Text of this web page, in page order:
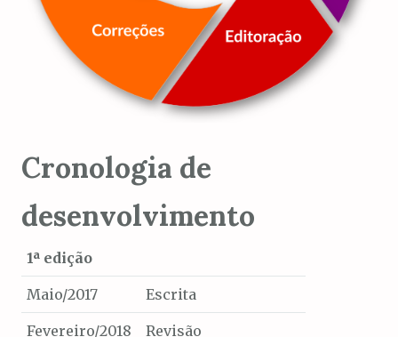
Cronologia de
desenvolvimento
1ª edição
Maio/2017 Escrita
Fevereiro/2018 Revisão